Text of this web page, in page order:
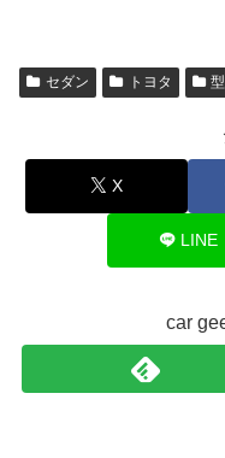
セダン トヨタ
X
LINE
car